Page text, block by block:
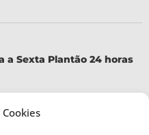
a Sexta Plantão 24 horas